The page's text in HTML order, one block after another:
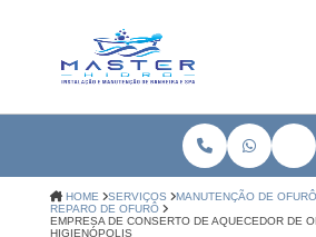
HOME SERVIÇOS
MANUTENÇÃO DE
REPARO DE OFURÔ
EMPRESA DE CONSERTO DE AQUECEDOR DE
HIGIENÓPOLIS